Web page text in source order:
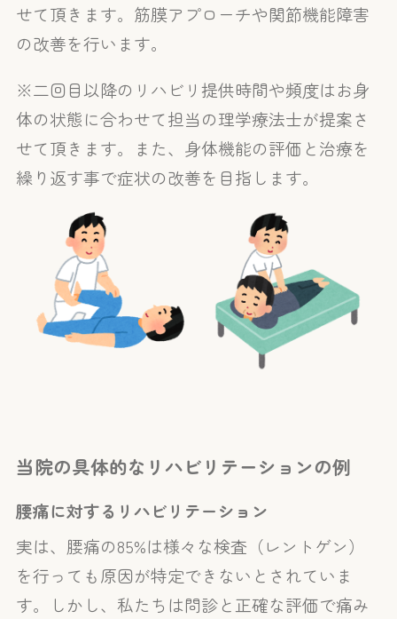
せて頂きます。筋膜アプローチや関節機能障害
の改善を行います。
※二回目以降のリハビリ提供時間や頻度はお身
体の状態に合わせて担当の理学療法士が提案さ
せて頂きます。また、身体機能の評価と治療を
繰り返す事で症状の改善を目指します。
当院の具体的なリハビリテーションの例
腰痛に対するリハビリテーション
実は、腰痛の85%は様々な検査（レントゲン）
を行っても原因が特定できないとされていま
す。しかし、私たちは問診と正確な評価で痛み